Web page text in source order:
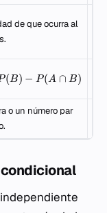
de que ocurra al
(B) − P (A ∩ B)
o un número par